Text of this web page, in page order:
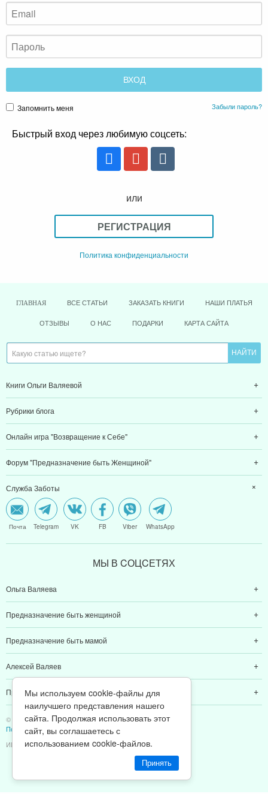
Запомнить меня Забыли пароль?
Быстрый вход через любимую соцсеть:
или
РЕГИСТРАЦИЯ
Политика конфиденциальности
ГЛАВНАЯ ВСЕ СТАТЬИ ЗАКАЗАТЬ КНИГИ НАШИ ПЛАТЬЯ
ОТЗЫВЫ О НАС ПОДАРКИ КАРТА САЙТА
Книги Ольги Валяевой
Рубрики блога
Онлайн игра "Возвращение к Себе"
Форум "Предназначение быть Женщиной"
Служба Заботы
Почта Telegram VK FB Viber WhatsApp
МЫ В CОЦCЕТЯХ
Ольга Валяева
Предназначение быть женщиной
Предназначение быть мамой
Алексей Валяев
Предназначение быть папой
© 2011-2026 Предназначение быть Женщиной
Политика конфиденциальности
ИП Валяев А. В. | ИНН 380111808709
Мы используем cookie-файлы для
наилучшего представления нашего
сайта. Продолжая использовать этот
сайт, вы соглашаетесь с
использованием cookie-файлов.
Принять